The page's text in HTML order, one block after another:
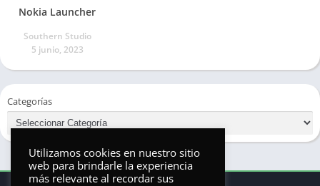
Nokia Launcher
Southern Studio
5 junio, 2023
Categorías
Utilizamos cookies en nuestro sitio
web para brindarle la experiencia
más relevante al recordar sus